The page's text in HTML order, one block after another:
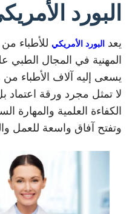
البورد
يعد البورد الأمريكي للأطباء
المهنية في المجال الطبي
يسعى إليه آلاف الأطباء
لا تمثل مجرد ورقة
الكفاءة العلمية والمهارة
وتفتح آفاق واسعة للعمل